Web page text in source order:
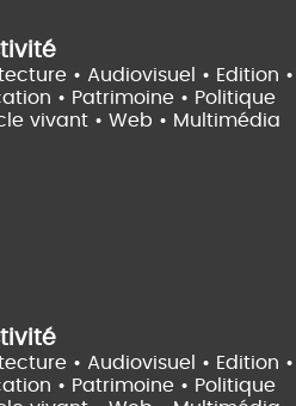
• Audiovisuel • Edition •
• Patrimoine • Politique
vivant • Web • Multimédia
• Audiovisuel • Edition •
• Patrimoine • Politique